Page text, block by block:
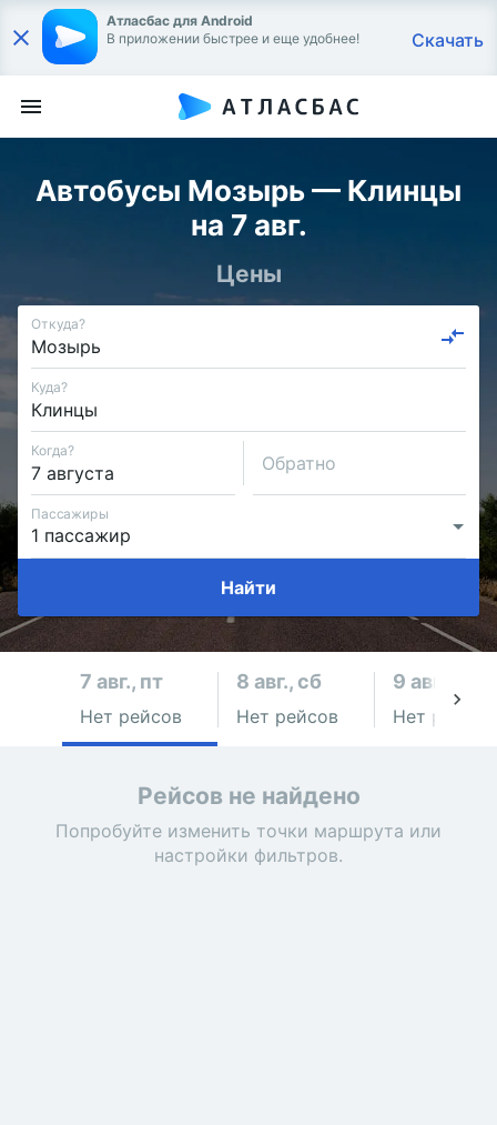
Атласбас для Android
В приложении быстрее и еще удобнее!
Скачать
Автобусы Мозырь — Клинцы
на 7 авг.
Цены
Откуда?
Куда?
Когда?
Обратно
Пассажиры
Найти
7 авг., пт
Нет рейсов
8 авг., сб
Нет рейсов
9 авг., вс
Нет рейсов
Рейсов не найдено
Попробуйте изменить точки маршрута или
настройки фильтров.